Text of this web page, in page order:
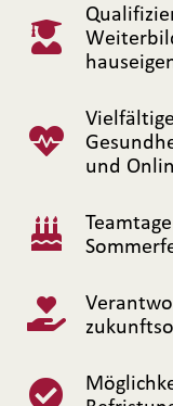
und